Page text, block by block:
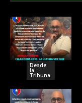
Desde
la
Tribuna